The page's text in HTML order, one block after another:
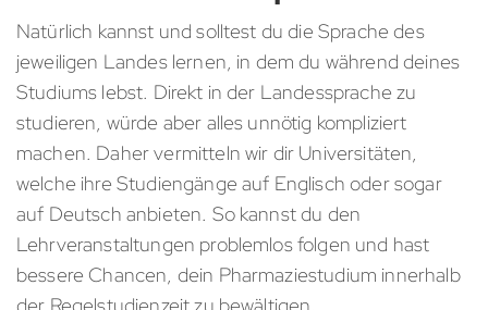
Natürlich kannst und solltest du die Sprache des
jeweiligen Landes lernen, in dem du während deines
Studiums lebst. Direkt in der Landessprache zu
studieren, würde aber alles unnötig kompliziert
machen. Daher vermitteln wir dir Universitäten,
welche ihre Studiengänge auf Englisch oder sogar
auf Deutsch anbieten. So kannst du den
Lehrveranstaltungen problemlos folgen und hast
bessere Chancen, dein Pharmaziestudium innerhalb
der Regelstudienzeit zu bewältigen.